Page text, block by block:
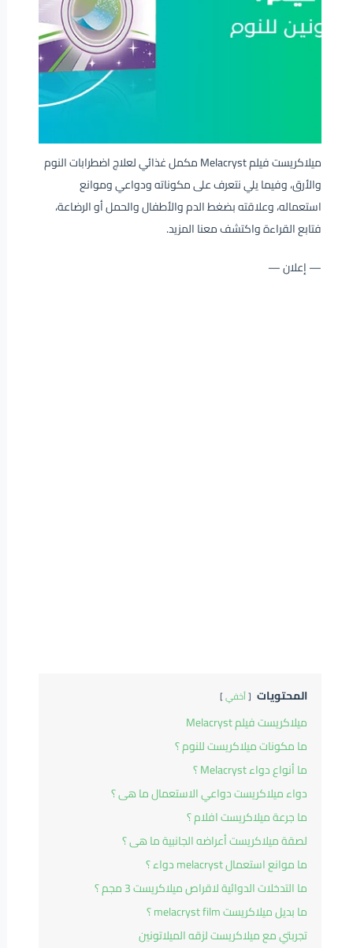
ميلاكريست فيلم Melacryst مكمل غذائي لعلاج اضطرابات النوم
والأرق، وفيما يلي نتعرف على مكوناته ودواعي وموانع
استعماله، وعلاقته بضغط الدم والأطفال والحمل أو الرضاعة،
فتابع القراءة واكتشف معنا المزيد.
— إعلان —
المحتويات أخفي
ميلاكريست فيلم Melacryst
ما مكونات ميلاكريست للنوم ؟
ما أنواع دواء Melacryst ؟
دواء ميلاكريست دواعي الاستعمال ما هى ؟
ما جرعة ميلاكريست افلام ؟
لصقة ميلاكريست أعراضه الجانبية ما هى ؟
ما موانع استعمال melacryst دواء ؟
ما التدخلات الدوائية لاقراص ميلاكريست 3 مجم ؟
ما بديل ميلاكريست melacryst film ؟
تجربتي مع ميلاكريست لزقه الميلاتونين